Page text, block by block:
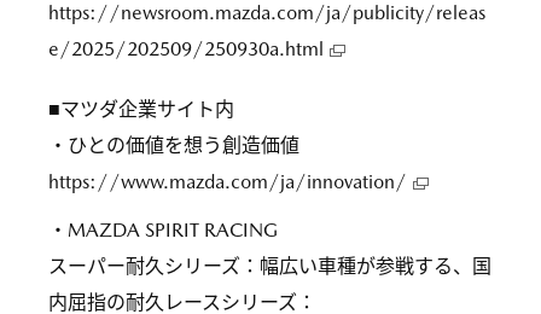
https://newsroom.mazda.com/ja/publicity/releas
e/2025/202509/250930a.html
■マツダ企業サイト内
・ひとの価値を想う創造価値
https://www.mazda.com/ja/innovation/
・MAZDA SPIRIT RACING
スーパー耐久シリーズ：幅広い車種が参戦する、国
内屈指の耐久レースシリーズ：